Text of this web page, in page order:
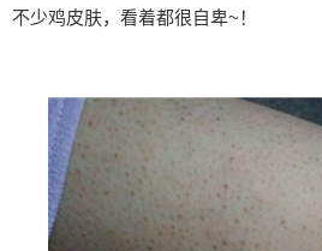
不少鸡皮肤，看着都很自卑~！